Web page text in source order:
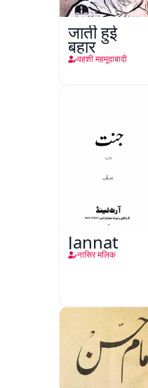
जाती हुई
बहार
वहशी महमूदाबादी
Jannat
नासिर मलिक